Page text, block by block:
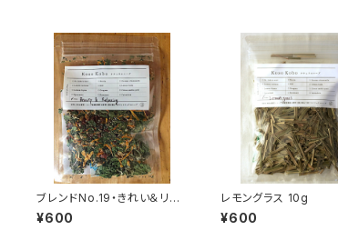
ブレンドNo.19・きれい＆リラ
ックス(5g)
¥600
レモングラス 10g
¥600